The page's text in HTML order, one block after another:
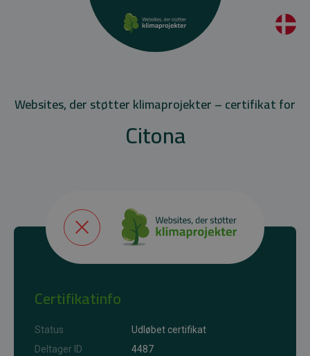
Websites, der støtter klimaprojekter – certifikat for
Citona
Certifikatinfo
Status
Udløbet certifikat
Deltager ID
4487